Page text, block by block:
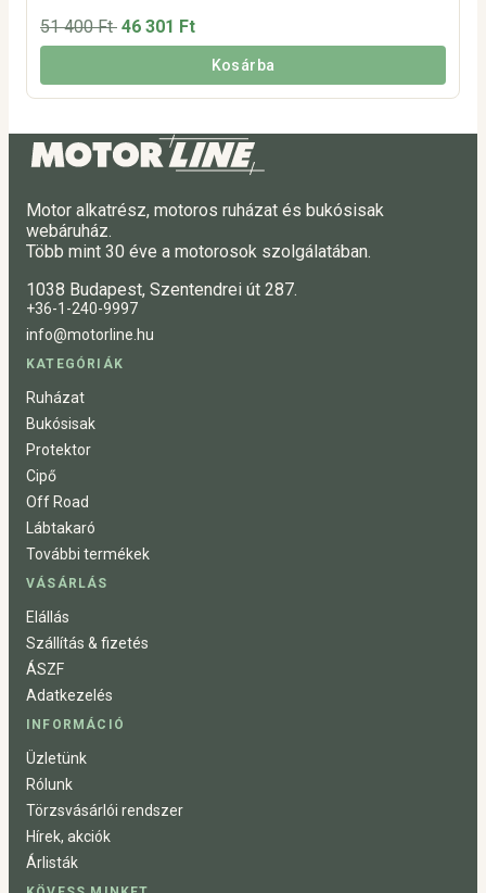
51 400 Ft 46 301 Ft
Kosárba
Motor alkatrész, motoros ruházat és bukósisak
webáruház.
Több mint 30 éve a motorosok szolgálatában.
1038 Budapest, Szentendrei út 287.
+36-1-240-9997
info@motorline.hu
KATEGÓRIÁK
Ruházat
Bukósisak
Protektor
Cipő
Off Road
Lábtakaró
További termékek
VÁSÁRLÁS
Elállás
Szállítás & fizetés
ÁSZF
Adatkezelés
INFORMÁCIÓ
Üzletünk
Rólunk
Törzsvásárlói rendszer
Hírek, akciók
Árlisták